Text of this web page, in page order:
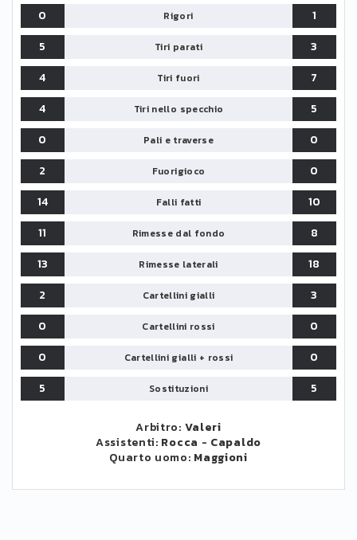
0 Rigori
1
5
Tiri parati
3
4
Tiri fuori
7
4
Tiri nello specchio
5
0
Pali e traverse
0
2
Fuorigioco
0
14
Falli fatti
10
11
Rimesse dal fondo
8
13
Rimesse laterali
18
2
Cartellini gialli
3
0
Cartellini rossi
0
0
Cartellini gialli + rossi
0
5
Sostituzioni 5
Arbitro: Valeri
Assistenti: Rocca - Capaldo
Quarto uomo: Maggioni